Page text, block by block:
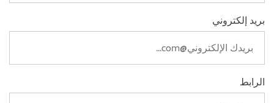
بريد إلكتروني
الرابط